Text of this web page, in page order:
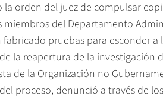
orden del juez de compulsar
miembros del Departamento
pruebas para esconder a
la reapertura de la investigación
de la Organización no
proceso, denunció a través de